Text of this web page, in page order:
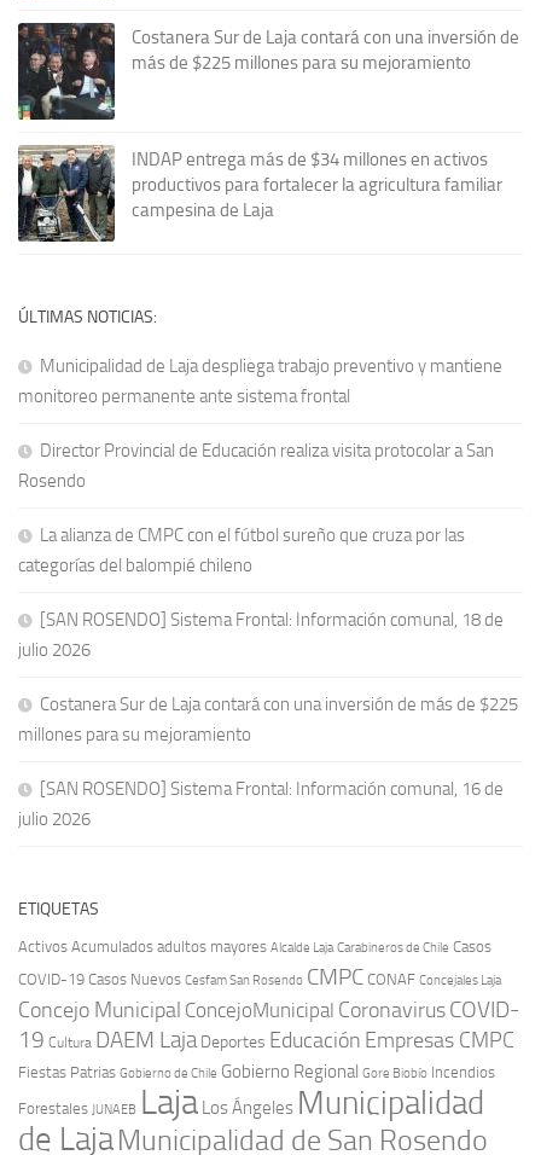
Costanera Sur de Laja contará con una inversión de
más de $225 millones para su mejoramiento
INDAP entrega más de $34 millones en activos
productivos para fortalecer la agricultura familiar
campesina de Laja
ÚLTIMAS NOTICIAS:
Municipalidad de Laja despliega trabajo preventivo y mantiene
monitoreo permanente ante sistema frontal
Director Provincial de Educación realiza visita protocolar a San
Rosendo
La alianza de CMPC con el fútbol sureño que cruza por las
categorías del balompié chileno
[SAN ROSENDO] Sistema Frontal: Información comunal, 18 de
julio 2026
Costanera Sur de Laja contará con una inversión de más de $225
millones para su mejoramiento
[SAN ROSENDO] Sistema Frontal: Información comunal, 16 de
julio 2026
ETIQUETAS
Activos Acumulados adultos mayores Alcalde Laja Carabineros de Chile Casos
COVID-19 Casos Nuevos Cesfam San Rosendo CMPC CONAF Concejales Laja
Concejo Municipal ConcejoMunicipal CoronavirusCOVID-
19 Cultura DAEM Laja Deportes Educación Empresas CMPC
Fiestas Patrias Gobierno de Chile Gobierno Regional Gore Biobío Incendios
Forestales JUNAEB Laja Los Ángeles Municipalidad
de LajaMunicipalidad de San Rosendo